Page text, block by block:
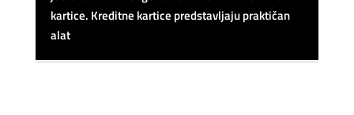
kartice. Kreditne kartice predstavljaju praktičan
alat